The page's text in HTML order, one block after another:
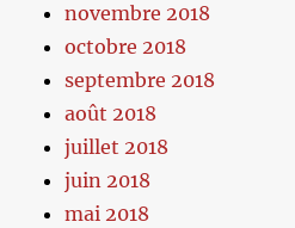
novembre 2018
octobre 2018
septembre 2018
août 2018
juillet 2018
juin 2018
mai 2018